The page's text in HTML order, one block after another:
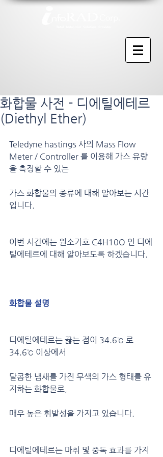
화합물 사전 - 디에틸에테르
(Diethyl Ether)
Teledyne hastings 사의 Mass Flow
Meter / Controller 를 이용해 가스 유량
을 측정할 수 있는
가스 화합물의 종류에 대해 알아보는 시간
입니다.
이번 시간에는 원소기호 C4H10O 인 디에
틸에테르에 대해 알아보도록 하겠습니다.
화합물 설명
디에틸에테르는 끓는 점이 34.6℃ 로
34.6℃ 이상에서
달콤한 냄새를 가진 무색의 가스 형태를 유
지하는 화합물로,
매우 높은 휘발성을 가지고 있습니다.
디에틸에테르는 마취 및 중독 효과를 가지